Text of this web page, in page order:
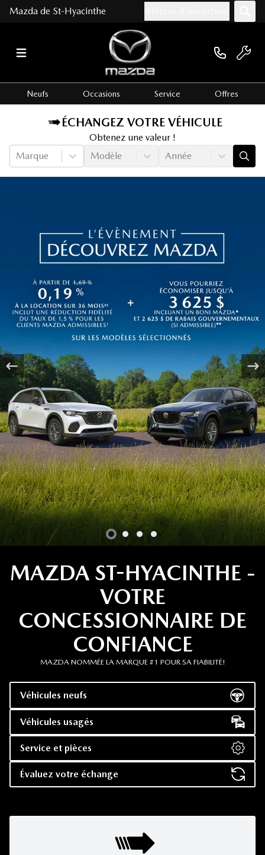
Mazda de St-Hyacinthe
Neufs Occasions Service Offres
ÉCHANGEZ VOTRE VÉHICULE
Obtenez une valeur !
Marque
Modèle Année
MAZDA ST-HYACINTHE -
VOTRE
CONCESSIONNAIRE DE
CONFIANCE
MAZDA NOMMÉE LA MARQUE #1 POUR SA FIABILITÉ!
Véhicules neufs
Véhicules usagés
Service et pièces
Évaluez votre échange